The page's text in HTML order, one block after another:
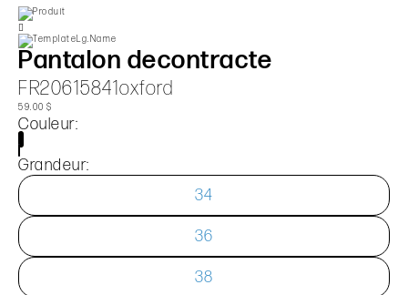
Pantalon decontracte
FR20615841oxford
59.00 $
Couleur:
Grandeur:
34
36
38